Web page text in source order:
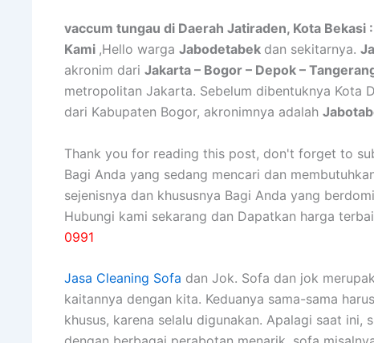
vaccum tungau di Daerah Jatiraden, Kota
Kami ,Hello warga Jabodetabek dan sekitarnya.
akronim dari Jakarta – Bogor – Depok –
metropolitan Jakarta. Sebelum dibentuknya Kota
dari Kabupaten Bogor, akronimnya adalah
Thank you for reading this post, don't forget to
Bagi Anda yang sedang mencari dan
sejenisnya dan khususnya Bagi Anda yang
Hubungi kami sekarang dan Dapatkan harga
0991
Jasa Cleaning Sofa dаn Jok. Sofa dаn jok
kaitannya dеngаn kita. Keduanya sama-sama
khusus, kаrеnа ѕеlаlu digunakan. Aраlаgі ѕааt ini,